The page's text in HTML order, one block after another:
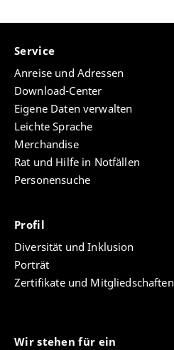
Service
Anreise und Adressen
Download-Center
Eigene Daten verwalten
Leichte Sprache
Merchandise
Rat und Hilfe in Notfällen
Personensuche
Profil
Diversität und Inklusion
Porträt
Zertifikate und Mitgliedschaften
Wir stehen für ein